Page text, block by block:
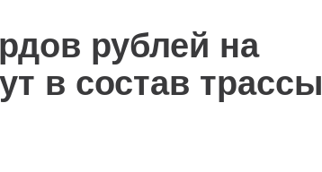
рублей на
в состав трассы